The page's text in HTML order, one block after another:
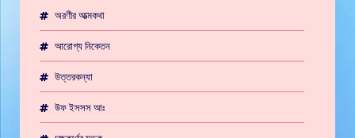
অরণীর আত্মকথা
আরোগ্য নিকেতন
উত্তরকন্যা
উফ ইসসস আঃ